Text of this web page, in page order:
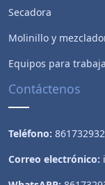
Secadora
Molinillo y
Equipos para
Contáctenos
Teléfono:
Correo electrónico: